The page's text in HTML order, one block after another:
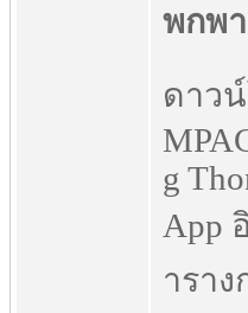
ดาว
g
App
าราง